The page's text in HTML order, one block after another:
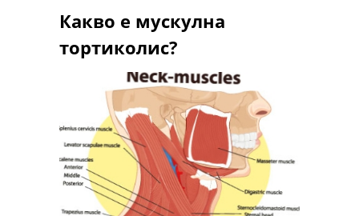
Какво е мускулна
тортиколис?